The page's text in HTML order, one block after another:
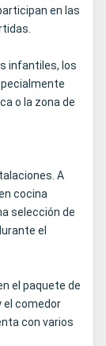
en las
infantiles, los
o la zona de
A
cocina
selección de
el
el paquete de
el comedor
con varios